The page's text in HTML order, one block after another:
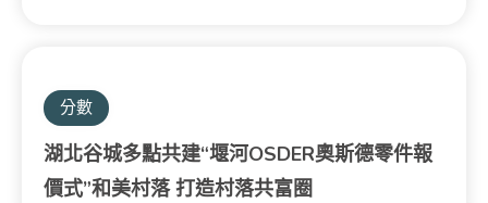
分數
湖北谷城多點共建“堰河OSDER奧斯德零件報
價式”和美村落 打造村落共富圈